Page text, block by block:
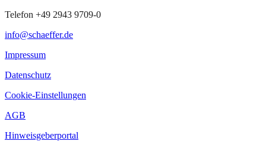
Telefon +49 2943 9709-0
info@schaeffer.de
Impressum
Datenschutz
Cookie-Einstellungen
AGB
Hinweisgeberportal